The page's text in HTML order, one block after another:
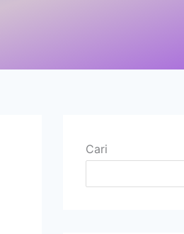
Cari